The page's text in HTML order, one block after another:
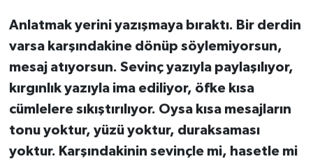
Anlatmak yerini yazışmaya bıraktı. Bir derdin
varsa karşındakine dönüp söylemiyorsun,
mesaj atıyorsun. Sevinç yazıyla paylaşılıyor,
kırgınlık yazıyla ima ediliyor, öfke kısa
cümlelere sıkıştırılıyor. Oysa kısa mesajların
tonu yoktur, yüzü yoktur, duraksaması
yoktur. Karşındakinin sevinçle mi, hasetle mi